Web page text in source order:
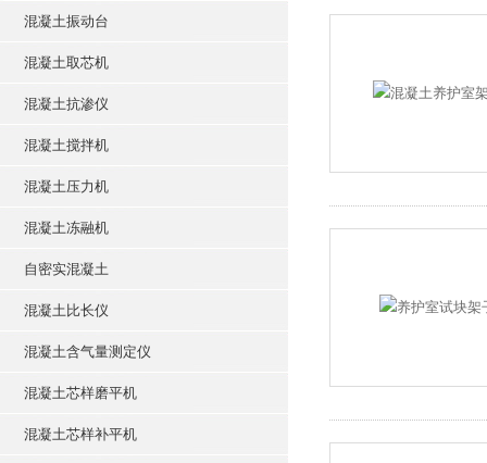
混凝土振动台
混凝土取芯机
混凝土抗渗仪
混凝土搅拌机
混凝土压力机
混凝土冻融机
自密实混凝土
混凝土比长仪
混凝土含气量测定仪
混凝土芯样磨平机
混凝土芯样补平机